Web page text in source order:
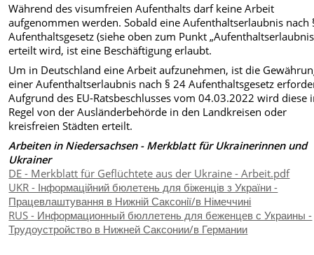
Während des visumfreien Aufenthalts darf keine Arbeit
aufgenommen werden. Sobald eine Aufenthaltserlaubnis nach
Aufenthaltsgesetz (siehe oben zum Punkt
erteilt wird, ist eine Beschäftigung erlaubt.
Um in Deutschland eine Arbeit aufzunehmen, ist die
einer Aufenthaltserlaubnis nach § 24 Aufenthaltsgesetz
Aufgrund des EU-Ratsbeschlusses vom 04.03.2022 wird diese
Regel von der Ausländerbehörde in den Landkreisen oder
kreisfreien Städten erteilt.
Arbeiten in Niedersachsen - Merkblatt für Ukrainerinnen und
Ukrainer
DE - Merkblatt für Geflüchtete aus der Ukraine - Arbeit.pdf
UKR - Інформаційний бюлетень для біженців з України -
Працевлаштування в Нижній Саксонії/в Німеччині
RUS - Информационный бюллетень для беженцев с Украины -
Трудоустройство в Нижней Саксонии/в Германии